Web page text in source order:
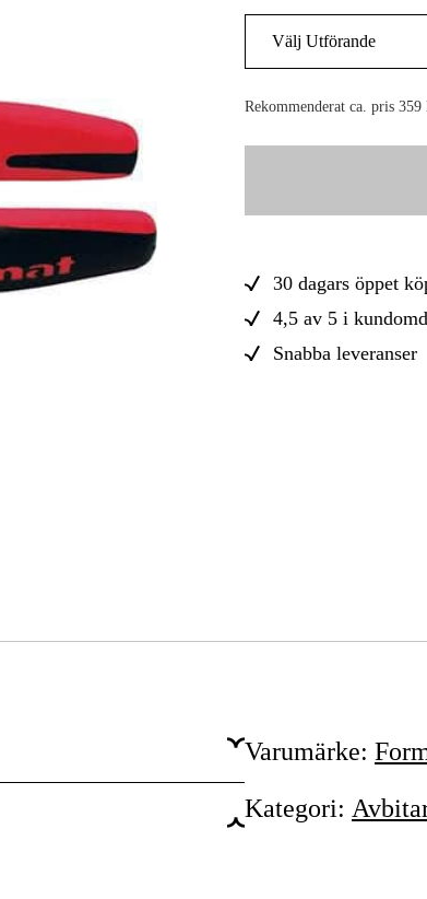
Skog & Trädgård Hem
Välj Utförande
300 kr
320 kr
Rekommenderat ca. pris 359
30 dagars öppet
4,5 av 5 i
Snabba leveranser
Nej
Varumärke:
Kategori: